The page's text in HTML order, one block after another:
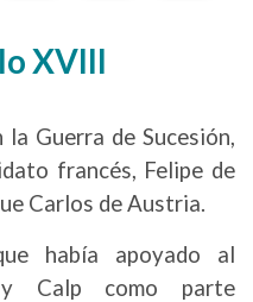
XVIII
Guerra de Sucesión,
francés, Felipe de
Carlos de Austria.
había apoyado al
y Calp como parte